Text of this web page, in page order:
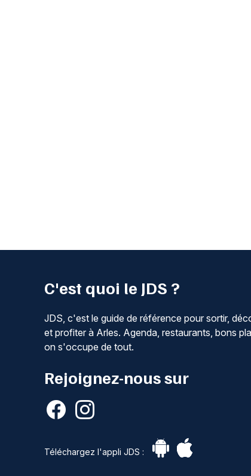
C'est quoi le JDS ?
JDS, c'est le guide de référence pour sortir,
et profiter à Arles. Agenda, restaurants, bons
on s'occupe de tout.
Rejoignez-nous sur
Téléchargez l'appli JDS :